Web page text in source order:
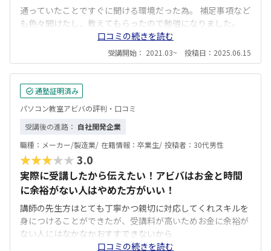
通っていたことですぐに聞ける環境だった為。 補足事項など
も色々聞けたし、教えてもらったので勉強になりました。
口コミの続きを読む
受講開始： 2021.03~ 投稿日：2025.06.15
通塾証明済み
パソコン教室アビバの評判・口コミ
受講後の進路： 自社開発企業
職種： メーカー/製造業/ 在籍情報： 卒業生/ 投稿者： 30代男性
★★★★★3.0
実際に受講したから伝えたい！アビバはお金と時間
に余裕がない人はやめた方がいい！
講師の先生方はとても丁寧かつ親切に対応してくれスキルを
身につけることができたが、受講料が高いためお金に余裕が
ない人にはなかなかおすすできないから
口コミの続きを読む